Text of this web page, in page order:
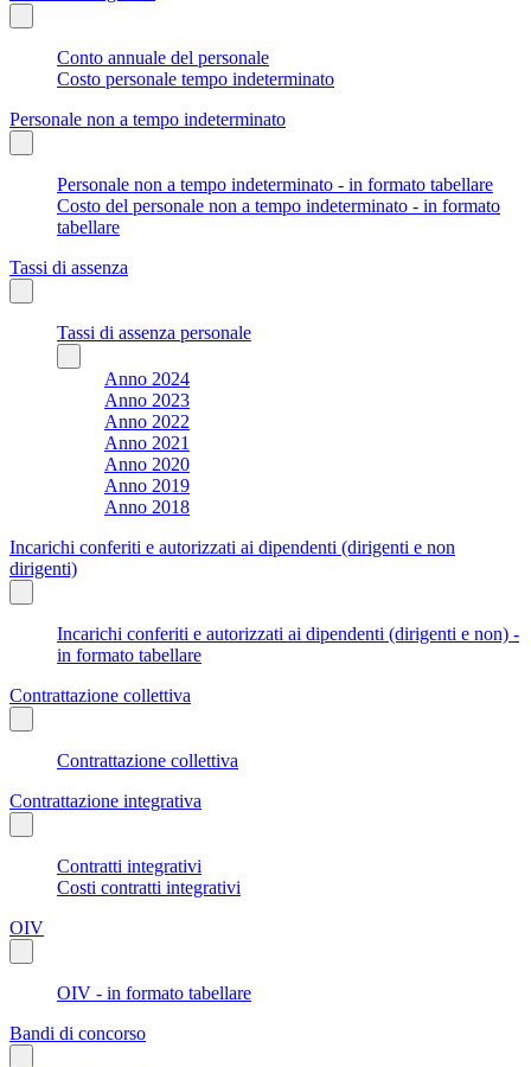
Conto annuale del personale
Costo personale tempo indeterminato
Personale non a tempo indeterminato
Personale non a tempo indeterminato - in formato tabellare
Costo del personale non a tempo indeterminato - in formato
tabellare
Tassi di assenza
Tassi di assenza personale
Anno 2024
Anno 2023
Anno 2022
Anno 2021
Anno 2020
Anno 2019
Anno 2018
Incarichi conferiti e autorizzati ai dipendenti (dirigenti e non
dirigenti)
Incarichi conferiti e autorizzati ai dipendenti (dirigenti e non) -
in formato tabellare
Contrattazione collettiva
Contrattazione collettiva
Contrattazione integrativa
Contratti integrativi
Costi contratti integrativi
OIV
OIV - in formato tabellare
Bandi di concorso